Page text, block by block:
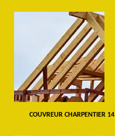
COUVREUR CHARPENTIER 14